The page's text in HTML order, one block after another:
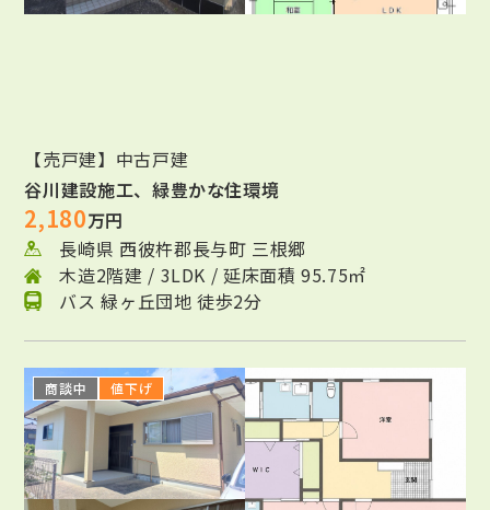
【売戸建】中古戸建
谷川建設施工、緑豊かな住環境
2,180万円
長崎県 西彼杵郡長与町 三根郷
木造2階建 / 3LDK / 延床面積 95.75㎡
バス 緑ヶ丘団地 徒歩2分
商談中 値下げ